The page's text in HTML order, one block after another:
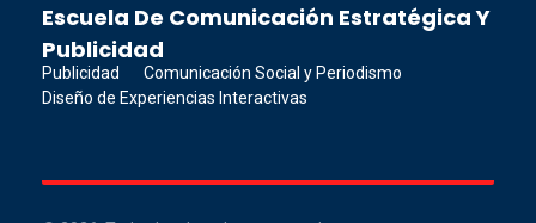
Escuela De Comunicación Estratégica Y
Publicidad
Publicidad
Comunicación Social y Periodismo
Diseño de Experiencias Interactivas